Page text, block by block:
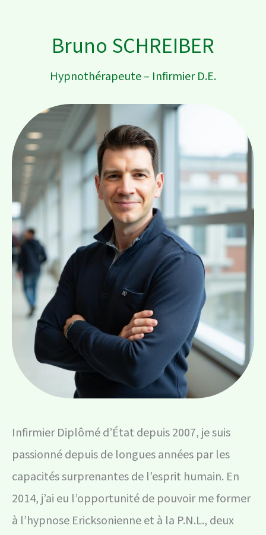
Bruno SCHREIBER
Hypnothérapeute – Infirmier D.E.
Infirmier Diplômé d’État depuis 2007, je suis
passionné depuis de longues années par les
capacités surprenantes de l’esprit humain. En
2014, j’ai eu l’opportunité de pouvoir me former
à l’hypnose Ericksonienne et à la P.N.L., deux